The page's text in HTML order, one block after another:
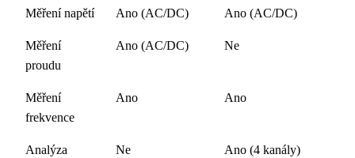
Měření napětí Ano (AC/DC) Ano (AC/DC)
Měření
proudu
Ano (AC/DC) Ne
Měření
frekvence
Ano Ano
Analýza
Ne Ano (4 kanály)